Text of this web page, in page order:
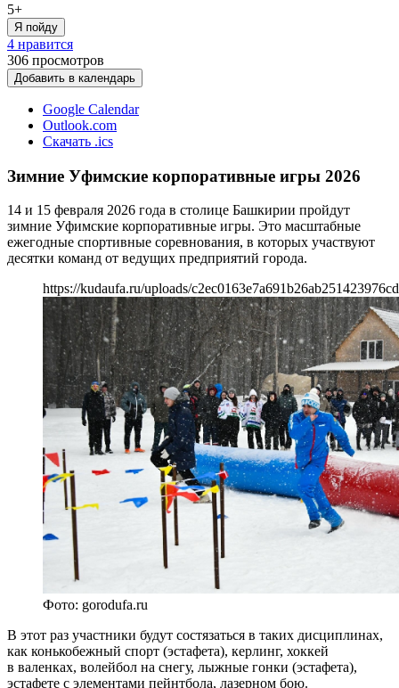
5+
Я пойду
4 нравится
306 просмотров
Добавить в календарь
Google Calendar
Outlook.com
Скачать .ics
Зимние Уфимские корпоративные игры 2026
14 и 15 февраля 2026 года в столице Башкирии пройдут
зимние Уфимские корпоративные игры. Это масштабные
ежегодные спортивные соревнования, в которых участвуют
десятки команд от ведущих предприятий города.
https://kudaufa.ru/uploads/
Фото: gorodufa.ru
В этот раз участники будут состязаться в таких дисциплинах,
как конькобежный спорт (эстафета), керлинг, хоккей
в валенках, волейбол на снегу, лыжные гонки (эстафета),
эстафете с элементами пейнтбола, лазерном бою.